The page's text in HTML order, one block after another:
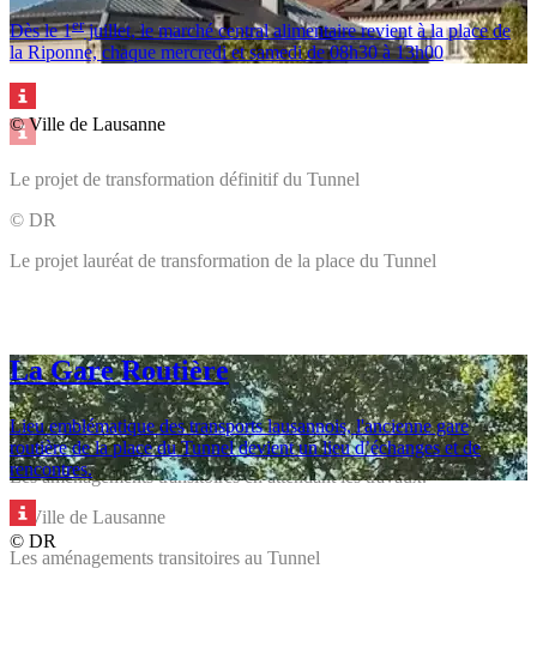
Le projet de transformation définitif du Tunnel
© DR
Le projet lauréat de transformation de la place du Tunnel
Les aménagements transitoires en attendant les travaux.
© Ville de Lausanne
Les aménagements transitoires au Tunnel
Dès le 1erjuillet, le marché central alimentaire revient à la place de
la Riponne, chaque mercredi et samedi de 08h30 à 13h00
© Ville de Lausanne
La Gare Routière
Lieu emblématique des transports lausannois, l'ancienne gare
routière de la place du Tunnel devient un lieu d’échanges et de
rencontres.
© DR